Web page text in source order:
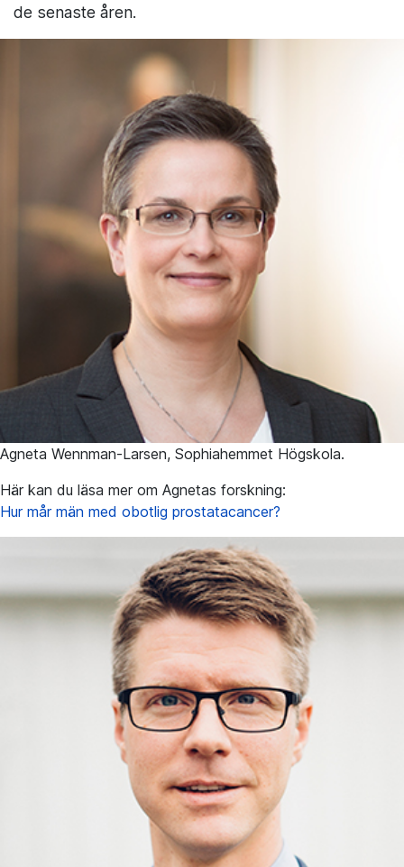
de senaste åren.
Agneta Wennman-Larsen, Sophiahemmet Högskola.
Här kan du läsa mer om Agnetas forskning:
Hur mår män med obotlig prostatacancer?